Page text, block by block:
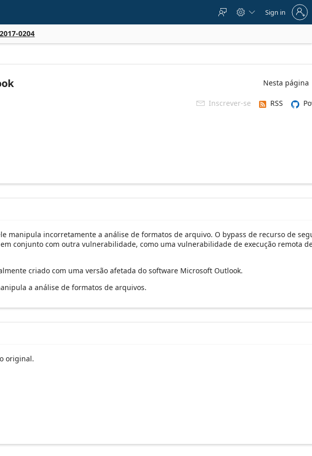
  
to
account
Sign in
0204
Nesta página
 Inscrever-se RSS
incorretamente a análise de formatos de arquivo. O bypass de recurso de
conjunto com outra vulnerabilidade, como uma vulnerabilidade de execução remota
criado com uma versão afetada do software Microsoft Outlook.
a análise de formatos de arquivos.
original.